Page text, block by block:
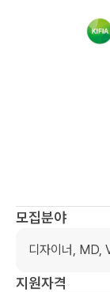
모집분야
디자이너, MD,
지원자격